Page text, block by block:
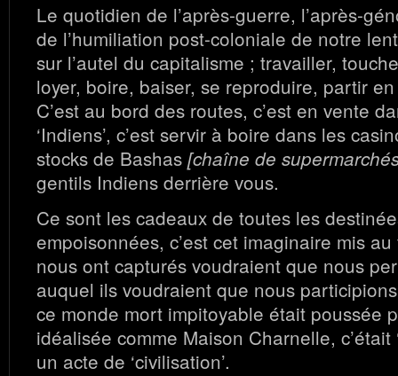
Le quotidien de l’après-guerre, l’après-
de l’humiliation post-coloniale de notre
sur l’autel du capitalisme ; travailler,
loyer, boire, baiser, se reproduire, partir
C’est au bord des routes, c’est en vente
‘Indiens’, c’est servir à boire dans les
stocks de Bashas [chaîne de
gentils Indiens derrière vous.
Ce sont les cadeaux de toutes les
empoisonnées, c’est cet imaginaire mis
nous ont capturés voudraient que nous
auquel ils voudraient que nous
ce monde mort impitoyable était poussée
idéalisée comme Maison Charnelle, c’était
un acte de ‘civilisation’.